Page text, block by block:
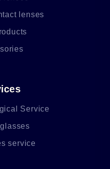
lenses
Service
service